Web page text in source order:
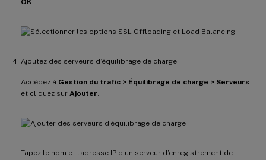
Ajoutez des serveurs d’équilibrage de charge.
Accédez à Gestion du trafic > Équilibrage de charge > Serveurs
et cliquez sur Ajouter
Tapez le nom et l’adresse IP d’un serveur d’enregistrement de